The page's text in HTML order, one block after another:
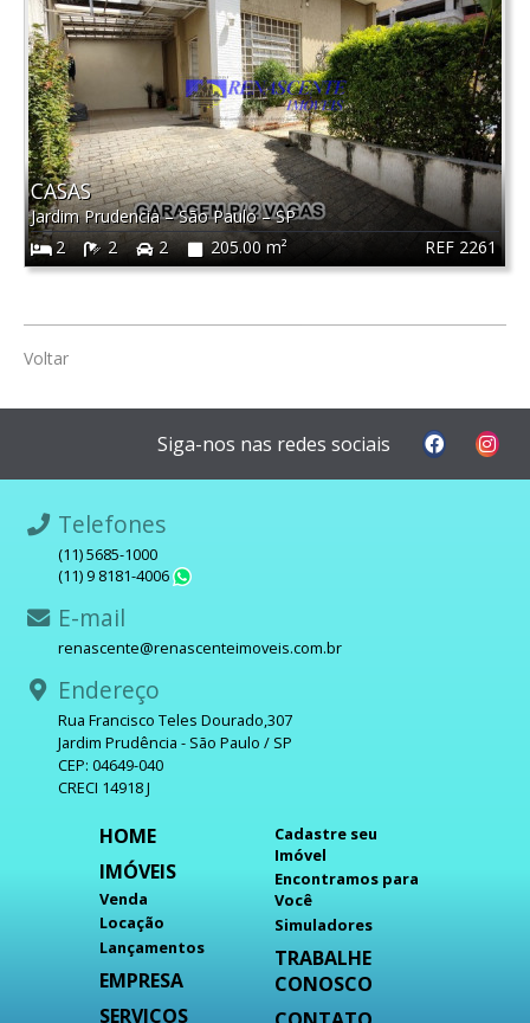
REF 2261
CASAS
Jardim Prudencia–São Paulo–SP
2
2 2 205.00 m²
Voltar
Siga-nos nas redes sociais
Telefones
(11) 5685-1000
(11) 9 8181-4006
E-mail
renascente@renascenteimoveis.com.br
Endereço
Rua Francisco Teles Dourado,307
Jardim Prudência - São Paulo / SP
CEP: 04649-040
CRECI 14918 J
HOME
IMÓVEIS
Venda
Locação
Lançamentos
EMPRESA
SERVIÇOS
Cadastre seu
Imóvel
Encontramos para
Você
Simuladores
TRABALHE
CONOSCO